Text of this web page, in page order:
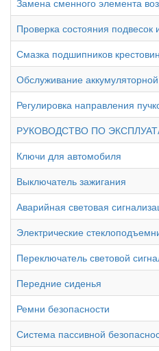
Проверка состояния подвесок
Смазка подшипников
Обслуживание
Регулировка направления
РУКОВОДСТВО ПО
Ключи для автомобиля
Выключатель зажигания
Аварийная световая
Электрические
Переключатель световой
Передние сиденья
Ремни безопасности
Система пассивной